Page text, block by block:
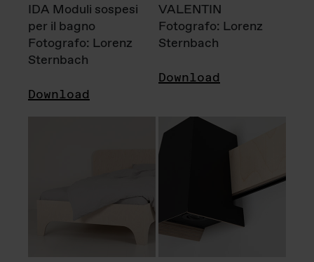
IDA Moduli sospesi
per il bagno
Fotografo: Lorenz
Sternbach
Download
VALENTIN
Fotografo: Lorenz
Sternbach
Download